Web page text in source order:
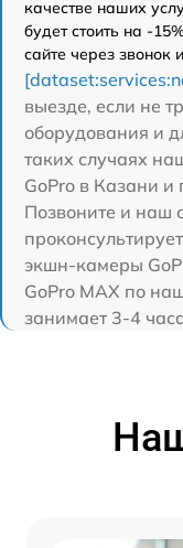
качестве наших
будет стоить на -
сайте через звонок
выезде, если не
оборудования и
таких случаях
GoPro в Казани и
Позвоните и наш
экшн-камеры
GoPro MAX по
занимает 3-4